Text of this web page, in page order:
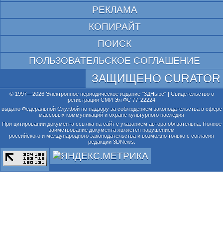
РЕКЛАМА
КОПИРАЙТ
ПОИСК
ПОЛЬЗОВАТЕЛЬСКОЕ СОГЛАШЕНИЕ
ЗАЩИЩЕНО CURATOR
© 1997—2026 Электронное периодическое издание "3ДНьюс" | Свидетельство о
регистрации СМИ Эл ФС 77-22224
выдано Федеральной Службой по надзору за соблюдением законодательства в сфере
массовых коммуникаций и охране культурного наследия
При цитировании документа ссылка на сайт с указанием автора обязательна. Полное
заимствование документа является нарушением
российского и международного законодательства и возможно только с согласия
редакции 3DNews.